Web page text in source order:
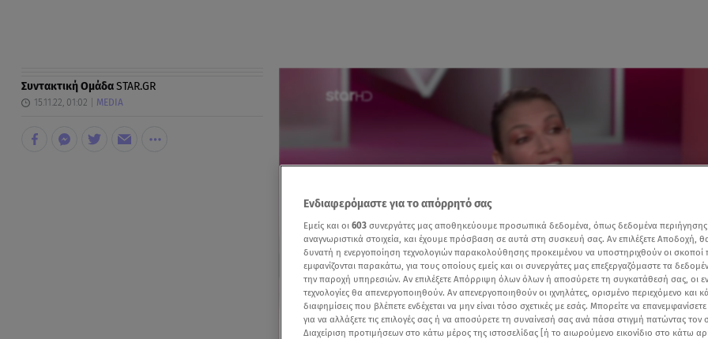
Συντακτική ΟμάδαSTAR.GR
15.11.22, 01:02 MEDIA
Ενδιαφερόμαστε για το απόρρητό σας
Εμείς και οι 603 συνεργάτες μας αποθηκεύουμε προσωπικά δεδομένα, όπως δεδομένα
αναγνωριστικά στοιχεία, και έχουμε πρόσβαση σε αυτά στη συσκευή σας. Αν επιλέξετε Αποδοχή,
δυνατή η ενεργοποίηση τεχνολογιών παρακολούθησης προκειμένου να υποστηριχθούν οι σκοποί
εμφανίζονται παρακάτω, για τους οποίους εμείς και οι συνεργάτες μας επεξεργαζόμαστε τα
την παροχή υπηρεσιών. Αν επιλέξετε Απόρριψη όλων όλων ή αποσύρετε τη συγκατάθεσή σας, οι
τεχνολογίες θα απενεργοποιηθούν. Αν απενεργοποιηθούν οι ιχνηλάτες, ορισμένο περιεχόμενο και
διαφημίσεις που βλέπετε ενδέχεται να μην είναι τόσο σχετικές με εσάς. Μπορείτε να
για να αλλάξετε τις επιλογές σας ή να αποσύρετε τη συναίνεσή σας ανά πάσα στιγμή πατώντας τον
Διαχείριση προτιμήσεων στο κάτω μέρος της ιστοσελίδας [ή το αιωρούμενο εικονίδιο στο κάτω